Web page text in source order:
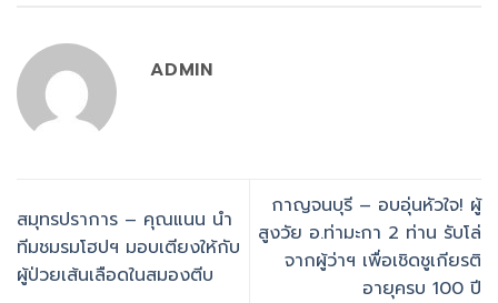
ADMIN
สมุทรปราการ – คุณแนน นำ
ทีมชมรมโฮปฯ มอบเตียงให้กับ
ผู้ป่วยเส้นเลือดในสมองตีบ
กาญจนบุรี – อบอุ่นหัวใจ! ผู้
สูงวัย อ.ท่ามะกา 2 ท่าน รับโล่
จากผู้ว่าฯ เพื่อเชิดชูเกียรติ
อายุครบ 100 ปี